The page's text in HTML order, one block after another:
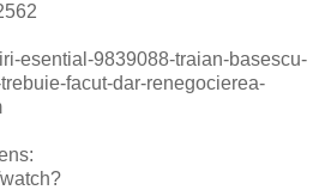
esential-9839088-traian-basescu-
facut-dar-renegocierea-